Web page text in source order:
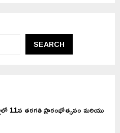
SEARCH
11వ తరగతి ప్రారంభోత్సవం మరియు